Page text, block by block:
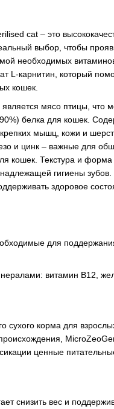
cat – это
выбор, чтобы
необходимых
L-карнитин, который
кошек.
мясо птицы, что
белка для кошек.
мышц, кожи и
и цинк – важные для
кошек. Текстура и форма
гигиены
здоровое
для
витамин В12,
сухого корма для
ценные
снизить вес и